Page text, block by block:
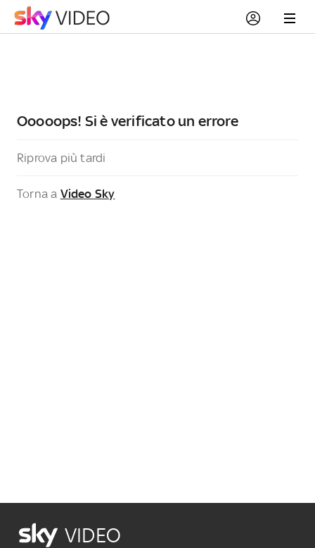
Ooooops! Si è verificato un errore
Riprova più tardi
Torna a Video Sky
VIDEO